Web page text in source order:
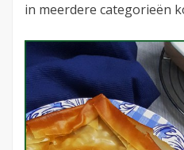
in meerdere categorieën